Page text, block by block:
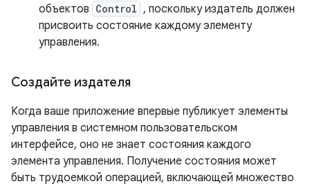
объектов Control , поскольку издатель должен
присвоить состояние каждому элементу
управления.
Создайте издателя
Когда ваше приложение впервые публикует элементы
управления в системном пользовательском
интерфейсе, оно не знает состояния каждого
элемента управления. Получение состояния может
быть трудоемкой операцией, включающей множество